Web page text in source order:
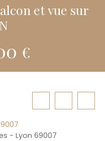
et vue sur
€
- Lyon 69007